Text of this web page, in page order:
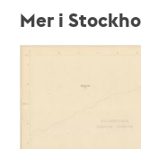
Mer i
Relaterade